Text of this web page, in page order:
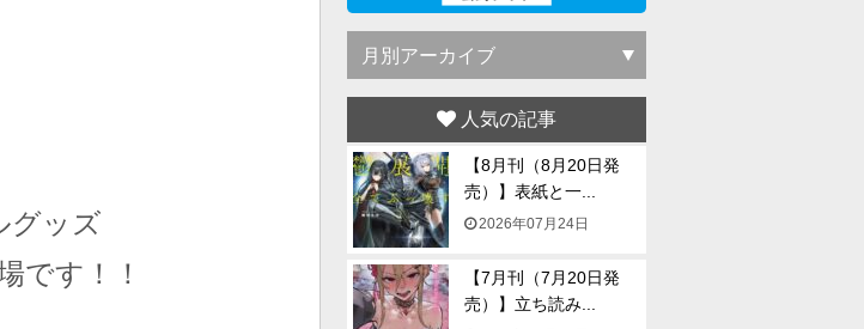
グッズ
です！！
人気の記事
【8月刊（8月20日発
売）】表紙と一...
2026年07月24日
【7月刊（7月20日発
売）】立ち読み...